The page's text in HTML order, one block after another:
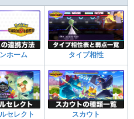
ホーム タイプ相性
セレクト スカウト